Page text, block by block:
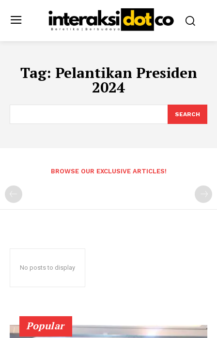
Tag: Pelantikan Presiden
2024
SEARCH
BROWSE OUR EXCLUSIVE ARTICLES!
No posts to display
Popular